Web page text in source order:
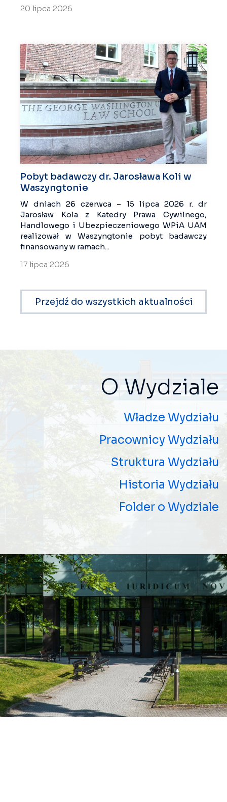
20 lipca 2026
Pobyt badawczy dr. Jarosława Koli w
Waszyngtonie
W dniach 26 czerwca – 15 lipca 2026 r. dr
Jarosław Kola z Katedry Prawa Cywilnego,
Handlowego i Ubezpieczeniowego WPiA UAM
realizował w Waszyngtonie pobyt badawczy
finansowany w ramach...
17 lipca 2026
Przejdź do wszystkich aktualności
O Wydziale
Władze Wydziału
Pracownicy Wydziału
Struktura Wydziału
Historia Wydziału
Folder o Wydziale